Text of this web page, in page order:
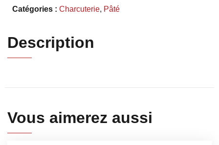
Catégories : Charcuterie, Pâté
Description
Vous aimerez aussi